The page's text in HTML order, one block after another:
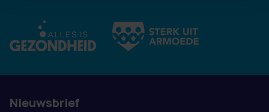
Nieuwsbrief